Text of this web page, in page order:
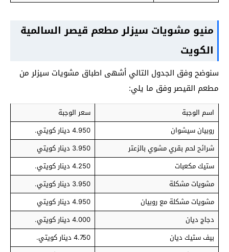
منيو مشويات سيزلر مطعم قيصر السالمية
الكويت
سنوضح وفق الجدول التالي أشهى اطباق مشويات سيزلر من
مطعم القيصر وفق ما يلي:
اسم الوجبة
سعر الوجبة
روبيان سيشوان
4.950 دينار كويتي.
شرائح لحم بقري مشوي بالزعتر
3.950 دينار كويتي
ستيك مكعبات
4.250 دينار كويتي.
مشويات مشكلة
3.950 دينار كويتي.
مشويات مشكلة مع روبيان
4.950 دينار كويتي
دجاج ديان
4.000 دينار كويتي.
بيف ستيك ديان
4.750 دينار كويتي.